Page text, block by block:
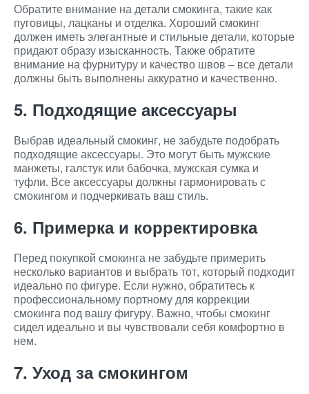
Обратите внимание на детали смокинга, такие как
пуговицы, лацканы и отделка. Хороший смокинг
должен иметь элегантные и стильные детали, которые
придают образу изысканность. Также обратите
внимание на фурнитуру и качество швов – все детали
должны быть выполнены аккуратно и качественно.
5. Подходящие аксессуары
Выбрав идеальный смокинг, не забудьте подобрать
подходящие аксессуары. Это могут быть мужские
манжеты, галстук или бабочка, мужская сумка и
туфли. Все аксессуары должны гармонировать с
смокингом и подчеркивать ваш стиль.
6. Примерка и корректировка
Перед покупкой смокинга не забудьте примерить
несколько вариантов и выбрать тот, который подходит
идеально по фигуре. Если нужно, обратитесь к
профессиональному портному для коррекции
смокинга под вашу фигуру. Важно, чтобы смокинг
сидел идеально и вы чувствовали себя комфортно в
нем.
7. Уход за смокингом